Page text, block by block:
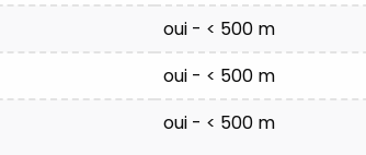
oui - < 500 m
oui - < 500 m
oui - < 500 m